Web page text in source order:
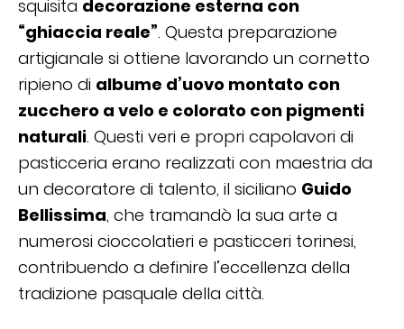
squisita decorazione esterna con
“ghiaccia reale”. Questa preparazione
artigianale si ottiene lavorando un cornetto
ripieno di albume d’uovo montato con
zucchero a velo e colorato con pigmenti
naturali. Questi veri e propri capolavori di
pasticceria erano realizzati con maestria da
un decoratore di talento, il siciliano Guido
Bellissima, che tramandò la sua arte a
numerosi cioccolatieri e pasticceri torinesi,
contribuendo a definire l’eccellenza della
tradizione pasquale della città.